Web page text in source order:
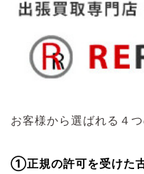
お客様から選ばれる４
①正規の許可を受けた